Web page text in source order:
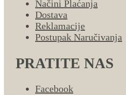
Načini Plaćanja
Dostava
Reklamacije
Postupak Naručivanja
PRATITE NAS
Facebook